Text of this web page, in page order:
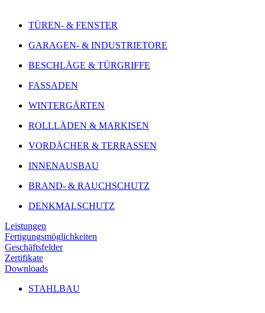
TÜREN- & FENSTER
GARAGEN- & INDUSTRIETORE
BESCHLÄGE & TÜRGRIFFE
FASSADEN
WINTERGÄRTEN
ROLLLÄDEN & MARKISEN
VORDÄCHER & TERRASSEN
INNENAUSBAU
BRAND- & RAUCHSCHUTZ
DENKMALSCHUTZ
Leistungen
Fertigungsmöglichkeiten
Geschäftsfelder
Zertifikate
Downloads
STAHLBAU